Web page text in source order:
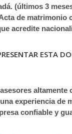
(últimos 3
de matrimonio
acredite
ESTA
altamente
experiencia de
confiable y